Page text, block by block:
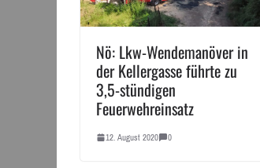
Nö: Lkw-Wendemanöver in
der Kellergasse führte zu
3,5-stündigen
Feuerwehreinsatz
12. August 2020 0